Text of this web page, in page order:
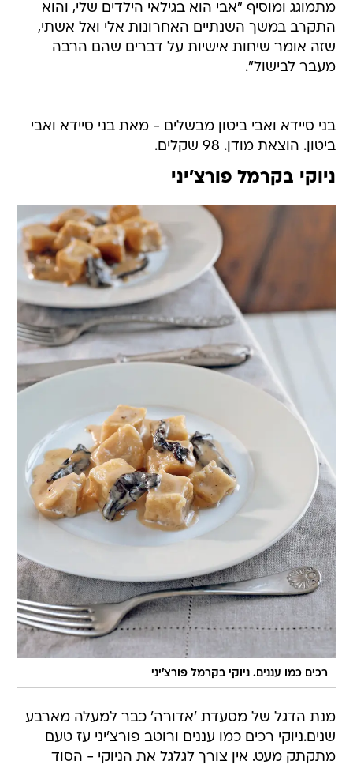
מתמוגג ומוסיף "אבי הוא בגילאי הילדים שלי, והוא
התקרב במשך השנתיים האחרונות אלי ואל אשתי,
שזה אומר שיחות אישיות על דברים שהם הרבה
מעבר לבישול".
בני סיידא ואבי ביטון מבשלים - מאת בני סיידא ואבי
ביטון. הוצאת מודן. 98 שקלים.
ניוקי בקרמל פורצ'יני
רכים כמו עננים. ניוקי בקרמל פורצ'יני
מנת הדגל של מסעדת 'אדורה' כבר למעלה מארבע
שנים.ניוקי רכים כמו עננים ורוטב פורצ'יני עז טעם
מתקתק מעט. אין צורך לגלגל את הניוקי - הסוד